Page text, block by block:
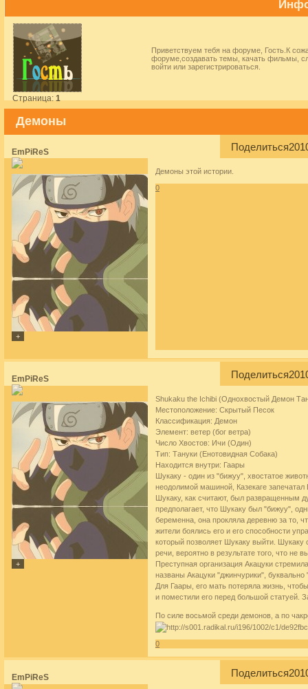
Приветствуем тебя на форуме, Гость.К
форуме,создавать темы, качать фильмы,
войти или зарегистрироваться
Демоны
Страница:1
Поделиться
EmPiReS
Демоны этой истории.
0
Поделиться
EmPiReS
Shukaku the Ichibi (Однохвостый Демон
Местоположение: Скрытый Песок
Классификация: Демон
Элемент: ветер (бог ветра)
Число Хвостов: Ичи (Один)
Тип: Тануки (Енотовидная Собака)
Находится внутри: Гаары
Шукаку - один из "бижуу", хвостатое
неодолимой машиной, Казекаге
Шукаку, как считают, был развращенным
предполагает, что Шукаку был "бижуу",
беременна, она прокляла деревню за то,
жители боялись его и его способности
который позволяет Шукаку выйти. Шукаку
речи, вероятно в результате того, что не
Преступная организация Акацуки
названы Акацуки "джинчурики",
Для Гаары, его мать потеряла жизнь,
и поместили его перед большой статуей.
По силе восьмой среди демонов, а по
0
Поделиться
EmPiReS